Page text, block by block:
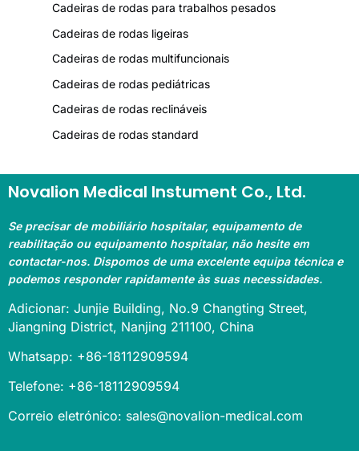
Cadeiras de rodas para trabalhos pesados
Cadeiras de rodas ligeiras
Cadeiras de rodas multifuncionais
Cadeiras de rodas pediátricas
Cadeiras de rodas reclináveis
Cadeiras de rodas standard
Novalion Medical Instument Co., Ltd.
Se precisar de mobiliário hospitalar, equipamento de
reabilitação ou equipamento hospitalar, não hesite em
contactar-nos. Dispomos de uma excelente equipa técnica e
podemos responder rapidamente às suas necessidades.
Adicionar: Junjie Building, No.9 Changting Street,
Jiangning District, Nanjing 211100, China
Whatsapp: +86-18112909594
Telefone: +86-18112909594
Correio eletrónico: sales@novalion-medical.com